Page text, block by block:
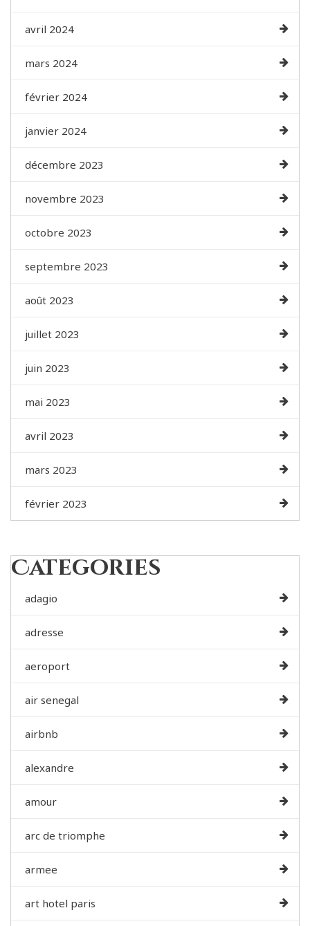
avril 2024
mars 2024
février 2024
janvier 2024
décembre 2023
novembre 2023
octobre 2023
septembre 2023
août 2023
juillet 2023
juin 2023
mai 2023
avril 2023
mars 2023
février 2023
Categories
adagio
adresse
aeroport
air senegal
airbnb
alexandre
amour
arc de triomphe
armee
art hotel paris